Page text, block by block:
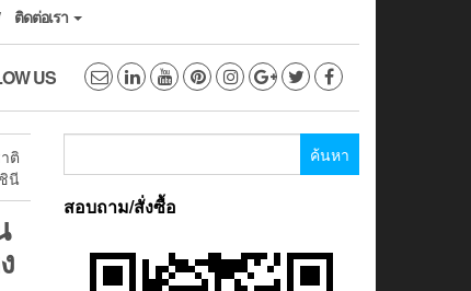
ติดต่อเรา
US
ติ
นี
สอบถาม/สั่งซื้อ